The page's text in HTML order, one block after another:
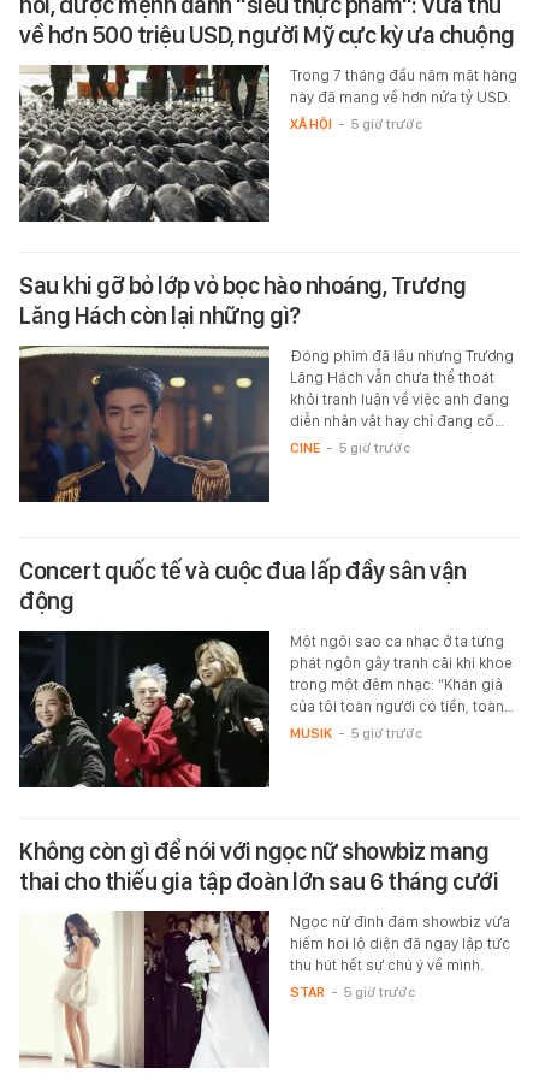
về hơn 500 triệu USD, người Mỹ cực kỳ ưa chuộng
Trong 7 tháng đầu năm mặt hàng
này đã mang về hơn nửa tỷ USD.
XÃ HỘI - 5 giờ trước
Sau khi gỡ bỏ lớp vỏ bọc hào nhoáng, Trương
Lăng Hách còn lại những gì?
Đóng phim đã lâu nhưng Trương
Lăng Hách vẫn chưa thể thoát
khỏi tranh luận về việc anh đang
diễn nhân vật hay chỉ đang cố…
CINE - 5 giờ trước
Concert quốc tế và cuộc đua lấp đầy sân vận
động
Một ngôi sao ca nhạc ở ta từng
phát ngôn gây tranh cãi khi khoe
trong một đêm nhạc: “Khán giả
của tôi toàn người có tiền, toàn…
MUSIK - 5 giờ trước
Không còn gì để nói với ngọc nữ showbiz mang
thai cho thiếu gia tập đoàn lớn sau 6 tháng cưới
Ngọc nữ đình đám showbiz vừa
hiếm hoi lộ diện đã ngay lập tức
thu hút hết sự chú ý về mình.
STAR - 5 giờ trước